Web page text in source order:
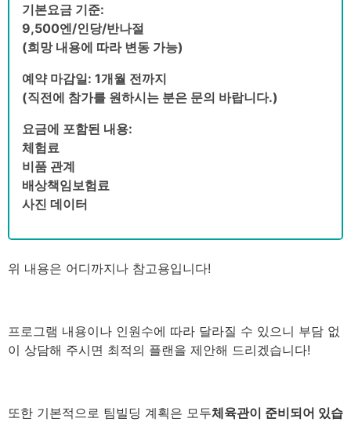
기본요금 기준:
9,500엔/인당/반나절
(희망 내용에 따라 변동 가능)
예약 마감일: 1개월 전까지
(직전에 참가를 원하시는 분은 문의 바랍니다.)
요금에 포함된 내용:
체험료
비품 관계
배상책임보험료
사진 데이터
위 내용은 어디까지나 참고용입니다!
프로그램 내용이나 인원수에 따라 달라질 수 있으니 부담 없
이 상담해 주시면 최적의 플랜을 제안해 드리겠습니다!
또한 기본적으로 팀빌딩 계획은 모두체육관이 준비되어 있습